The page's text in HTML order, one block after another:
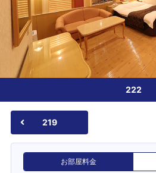
222
219
お部屋料金